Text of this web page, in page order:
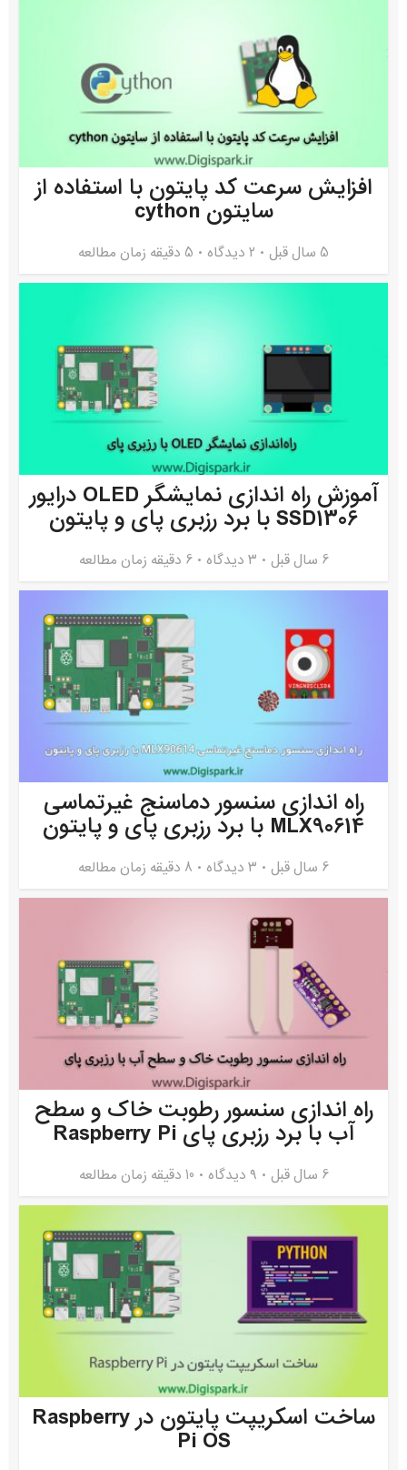
افزایش سرعت کد پایتون با استفاده از
سایتون cython
5 سال قبل ۲ دیدگاه 5 دقیقه زمان مطالعه
آموزش راه اندازی نمایشگر OLED درایور
SSD1306 با برد رزبری پای و پایتون
6 سال قبل ۳ دیدگاه 6 دقیقه زمان مطالعه
راه اندازی سنسور دماسنج غیرتماسی
MLX90614 با برد رزبری پای و پایتون
6 سال قبل ۳ دیدگاه 8 دقیقه زمان مطالعه
راه اندازی سنسور رطوبت خاک و سطح
آب با برد رزبری پای Raspberry Pi
6 سال قبل ۹ دیدگاه 10 دقیقه زمان مطالعه
ساخت اسکریپت پایتون در Raspberry
Pi OS